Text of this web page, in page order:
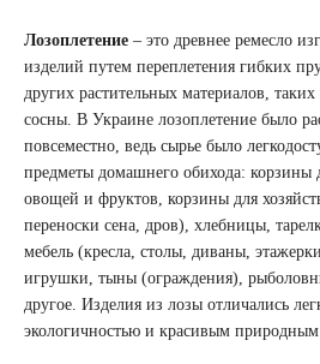
Лозоплетение – это древнее ремесло
изделий путем переплетения гибких
других растительных материалов,
сосны. В Украине лозоплетение было
повсеместно, ведь сырье было
предметы домашнего обихода: корзины
овощей и фруктов, корзины для
переноски сена, дров), хлебницы,
мебель (кресла, столы, диваны,
игрушки, тыны (ограждения),
другое. Изделия из лозы отличались
экологичностью и красивым